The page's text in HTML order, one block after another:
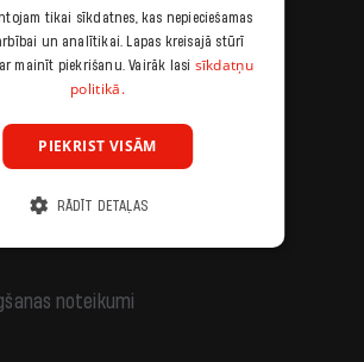
noteikumi
tikai sīkdatnes, kas nepieciešamas
un analītikai. Lapas kreisajā stūrī
mainīt piekrišanu. Vairāk lasi sīkdatņu
politikā.
PIEKRIST VISĀM
RĀDĪT DETAĻAS